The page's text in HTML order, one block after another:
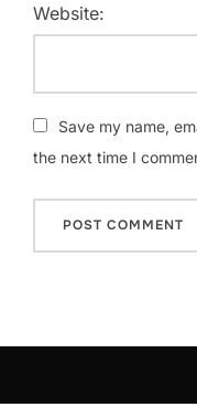
Website:
Save my name,
the next time I